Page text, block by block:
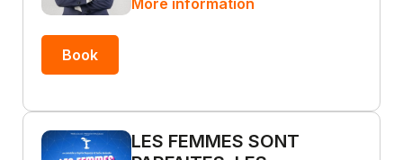
More information
Book
LES FEMMES SONT